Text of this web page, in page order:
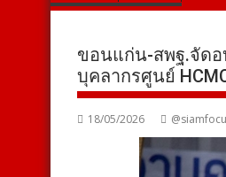
ขอนแก่น-สพฐ.จัดอ
บุคลากรศูนย์
18/05/2026